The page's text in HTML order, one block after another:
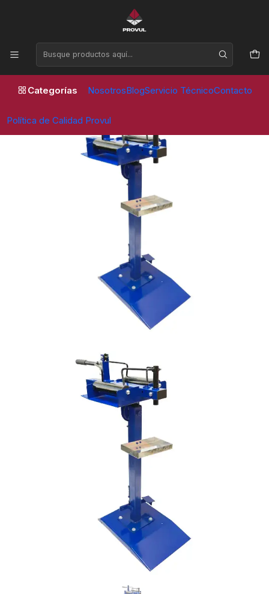
Categorías NosotrosBlogServicio TécnicoContacto
Política de Calidad Provul
Horario de atención Lunes a Viernes de 09:00 a 17:30 horas
Inicio
Equipos de taller